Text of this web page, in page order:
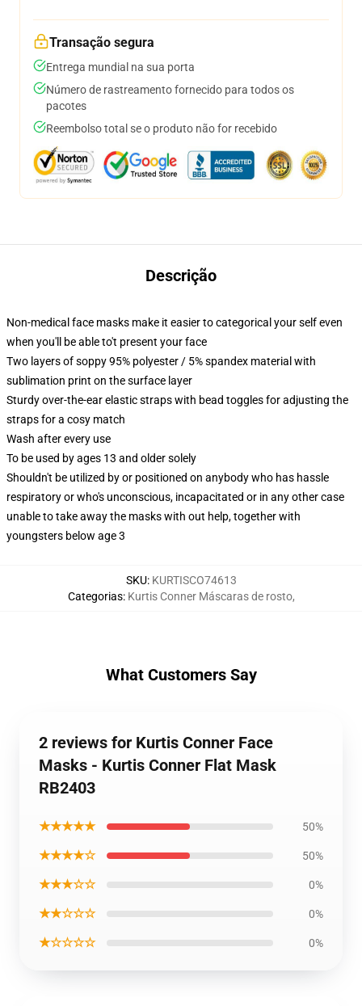
Transação segura
Entrega mundial na sua porta
Número de rastreamento fornecido para todos os
pacotes
Reembolso total se o produto não for recebido
Descrição
Non-medical face masks make it easier to categorical your self even
when you'll be able to't present your face
Two layers of soppy 95% polyester / 5% spandex material with
sublimation print on the surface layer
Sturdy over-the-ear elastic straps with bead toggles for adjusting the
straps for a cosy match
Wash after every use
To be used by ages 13 and older solely
Shouldn't be utilized by or positioned on anybody who has hassle
respiratory or who's unconscious, incapacitated or in any other case
unable to take away the masks with out help, together with
youngsters below age 3
SKU: KURTISCO74613
Categorias: Kurtis Conner Máscaras de rosto,
What Customers Say
2 reviews for Kurtis Conner Face
Masks - Kurtis Conner Flat Mask
RB2403
★★★★★ 50%
★★★★☆ 50%
★★★☆☆ 0%
★★☆☆☆ 0%
★☆☆☆☆ 0%